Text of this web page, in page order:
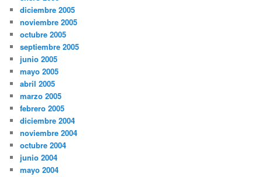
diciembre 2005
noviembre 2005
octubre 2005
septiembre 2005
junio 2005
mayo 2005
abril 2005
marzo 2005
febrero 2005
diciembre 2004
noviembre 2004
octubre 2004
junio 2004
mayo 2004